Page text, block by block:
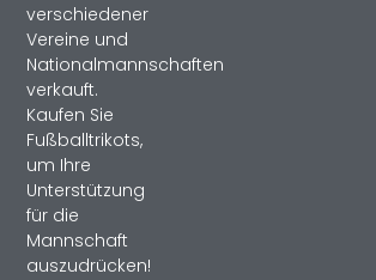
verschiedener
Vereine und
Nationalmannschaften
verkauft.
Kaufen Sie
Fußballtrikots,
um Ihre
Unterstützung
für die
Mannschaft
auszudrücken!